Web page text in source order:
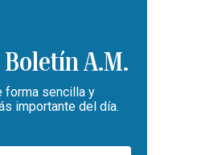
Boletín A.M.
forma sencilla y
importante del día.